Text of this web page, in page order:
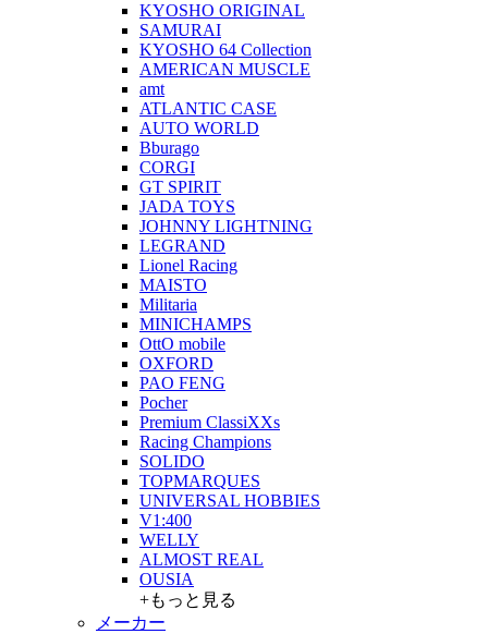
KYOSHO ORIGINAL
SAMURAI
KYOSHO 64 Collection
AMERICAN MUSCLE
amt
ATLANTIC CASE
AUTO WORLD
Bburago
CORGI
GT SPIRIT
JADA TOYS
JOHNNY LIGHTNING
LEGRAND
Lionel Racing
MAISTO
Militaria
MINICHAMPS
OttO mobile
OXFORD
PAO FENG
Pocher
Premium ClassiXXs
Racing Champions
SOLIDO
TOPMARQUES
UNIVERSAL HOBBIES
V1:400
WELLY
ALMOST REAL
OUSIA
+もっと見る
メーカー